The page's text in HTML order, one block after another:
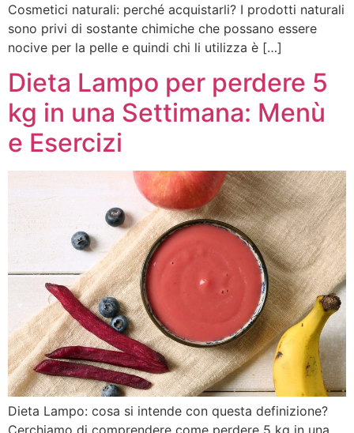
Cosmetici naturali: perché acquistarli? I prodotti naturali
sono privi di sostante chimiche che possano essere
nocive per la pelle e quindi chi li utilizza è […]
Dieta Lampo per perdere 5
kg in una Settimana: Menù
e Esercizi
Dieta Lampo: cosa si intende con questa definizione?
Cerchiamo di comprendere come perdere 5 kg in una